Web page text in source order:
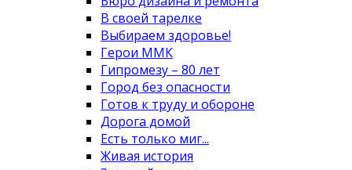
В своей тарелке
Выбираем здоровье!
Герои ММК
Гипромезу – 80 лет
Город без опасности
Готов к труду и обороне
Дорога домой
Есть только миг...
Живая история